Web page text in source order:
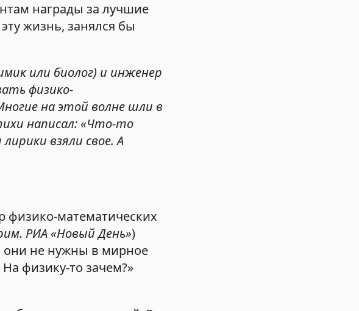
награды за лучшие
жизнь, занялся бы
или биолог) и инженер
физико-
на этой волне шли в
написал: «Что-то
взяли свое. А
физико-математических
РИА «Новый День»)
они не нужны в мирное
физику-то зачем?»